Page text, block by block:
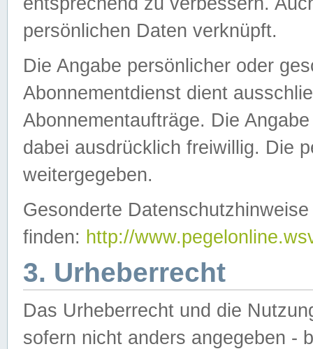
persönlichen Daten verknüpft.
Die Angabe persönlicher oder
Abonnementdienst dient
Abonnementaufträge. Die
dabei ausdrücklich freiwillig. Die
weitergegeben.
Gesonderte
finden: http://
3. Urheberrecht
Das Urheberrecht und die
sofern nicht anders angegeben -